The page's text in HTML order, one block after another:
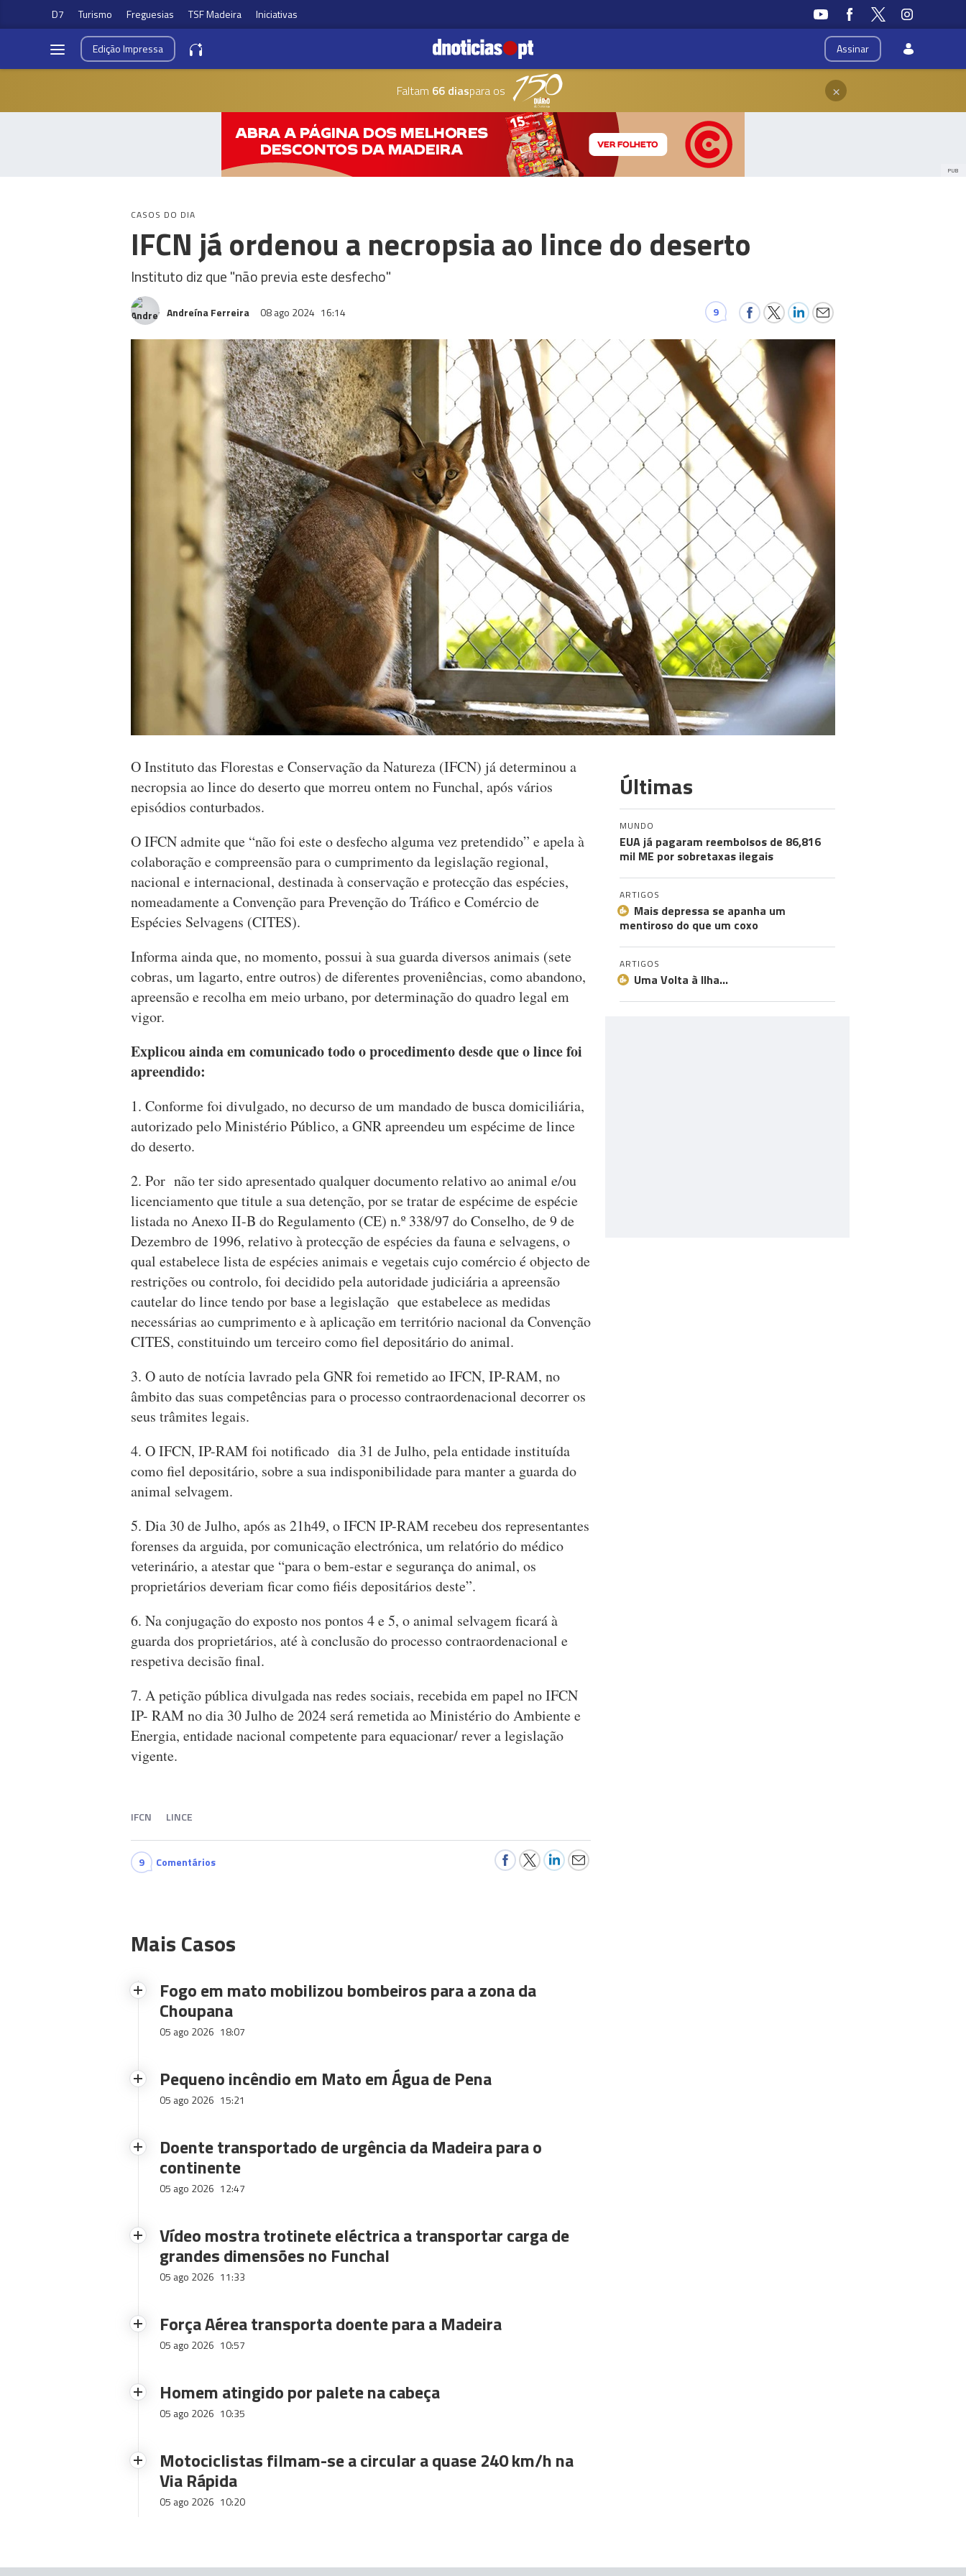
D7 Turismo Freguesias TSF Madeira Iniciativas
Assinar
EdiçãoImpressa
Faltam 66 diaspara os ×
PUB
CASOS DO DIA
IFCN já ordenou a necropsia ao lince do deserto
Instituto diz que "não previa este desfecho"
Andreína Ferreira 08 ago 2024 16:14 9
O Instituto das Florestas e Conservação da Natureza (IFCN) já determinou a
necropsia ao lince do deserto que morreu ontem no Funchal, após vários
episódios conturbados.
O IFCN admite que “não foi este o desfecho alguma vez pretendido” e apela à
colaboração e compreensão para o cumprimento da legislação regional,
nacional e internacional, destinada à conservação e protecção das espécies,
nomeadamente a Convenção para Prevenção do Tráfico e Comércio de
Espécies Selvagens (CITES).
Informa ainda que, no momento, possui à sua guarda diversos animais (sete
cobras, um lagarto, entre outros) de diferentes proveniências, como abandono,
apreensão e recolha em meio urbano, por determinação do quadro legal em
vigor.
Explicou ainda em comunicado todo o procedimento desde que o lince foi
apreendido:
1. Conforme foi divulgado, no decurso de um mandado de busca domiciliária,
autorizado pelo Ministério Público, a GNR apreendeu um espécime de lince
do deserto.
2. ⁠Por não ter sido apresentado qualquer documento relativo ao animal e/ou
licenciamento que titule a sua detenção, por se tratar de espécime de espécie
listada no Anexo II-B do Regulamento (CE) n.º 338/97 do Conselho, de 9 de
Dezembro de 1996, relativo à protecção de espécies da fauna e selvagens, o
qual estabelece lista de espécies animais e vegetais cujo comércio é objecto de
restrições ou controlo, foi decidido pela autoridade judiciária a apreensão
cautelar do lince tendo por base a legislação que estabelece as medidas
necessárias ao cumprimento e à aplicação em território nacional da Convenção
CITES, constituindo um terceiro como fiel depositário do animal.
3. O auto de notícia lavrado pela GNR foi remetido ao IFCN, IP-RAM, no
âmbito das suas competências para o processo contraordenacional decorrer os
seus trâmites legais.
4. O IFCN, IP-RAM foi notificado dia 31 de Julho, pela entidade instituída
como fiel depositário, sobre a sua indisponibilidade para manter a guarda do
animal selvagem.
5. Dia 30 de Julho, após as 21h49, o IFCN IP-RAM recebeu dos representantes
forenses da arguida, por comunicação electrónica, um relatório do médico
veterinário, a atestar que “para o bem-estar e segurança do animal, os
proprietários deveriam ficar como fiéis depositários deste”.
6. ⁠Na conjugação do exposto nos pontos 4 e 5, o animal selvagem ficará à
guarda dos proprietários, até à conclusão do processo contraordenacional e
respetiva decisão final.
7. ⁠A petição pública divulgada nas redes sociais, recebida em papel no IFCN
IP- RAM no dia 30 Julho de 2024 será remetida ao Ministério do Ambiente e
Energia, entidade nacional competente para equacionar/ rever a legislação
vigente.
IFCN LINCE
9 Comentários
Mais Casos
Fogo em mato mobilizou bombeiros para a zona da
Choupana
05 ago 2026 18:07
Pequeno incêndio em Mato em Água de Pena
05 ago 2026 15:21
Doente transportado de urgência da Madeira para o
continente
05 ago 2026 12:47
Vídeo mostra trotinete eléctrica a transportar carga de
grandes dimensões no Funchal
05 ago 2026 11:33
Força Aérea transporta doente para a Madeira
05 ago 2026 10:57
Homem atingido por palete na cabeça
05 ago 2026 10:35
Motociclistas filmam-se a circular a quase 240 km/h na
Via Rápida
05 ago 2026 10:20
Últimas
MUNDO
EUA já pagaram reembolsos de 86,816
mil ME por sobretaxas ilegais
ARTIGOS
Mais depressa se apanha um
mentiroso do que um coxo
ARTIGOS
Uma Volta à Ilha…